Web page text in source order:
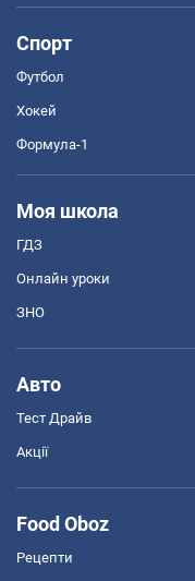
Спорт
Футбол
Хокей
Формула-1
Моя школа
ГДЗ
Онлайн уроки
ЗНО
Авто
Тест Драйв
Акції
Food Oboz
Рецепти